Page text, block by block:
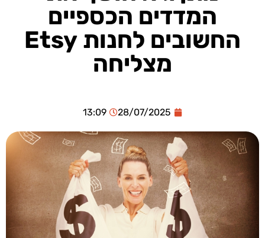
המדדים הכספיים
החשובים לחנות Etsy
מצליחה
28/07/2025
13:09